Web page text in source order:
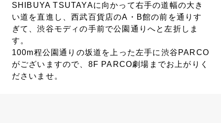
SHIBUYA TSUTAYAに向かって右手の道幅の大き
い道を直進し、西武百貨店のA・B館の前を通りす
ぎて、渋谷モディの手前で公園通りへと左折しま
す。
100m程公園通りの坂道を上った左手に渋谷PARCO
がございますので、8F PARCO劇場までお上がりく
ださいませ。